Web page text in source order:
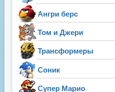
Ангри берс
Том и Джери
Трансформеры
Соник
Супер Марио